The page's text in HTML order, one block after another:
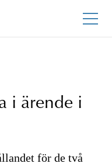
i ärende i
för de två